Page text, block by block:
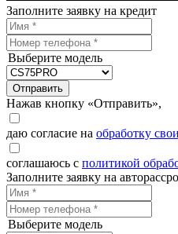
Заполните заявку на кредит
Выберите модель
Отправить
Нажав кнопку «Отправить»,
даю согласие на обработку
соглашаюсь с политикой
Заполните заявку на
Выберите модель